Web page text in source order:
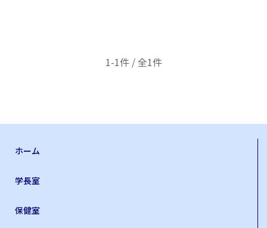
1-1件 / 全1件
ホーム
学長室
保健室